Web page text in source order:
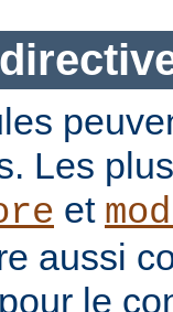
Les
et
aussi
pour le